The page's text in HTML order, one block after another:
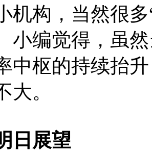
机构，当然很
小编觉得，虽
中枢的持续抬
大。
展望